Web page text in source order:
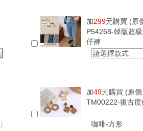
加299元購買 (原
P54268-韓版超
仔褲
請選擇款式
)
加49元購買 (原價:
TM00222-復古
咖啡-方形